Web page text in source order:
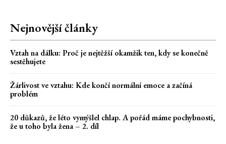
Nejnovější články
Vztah na dálku: Proč je nejtěžší okamžik ten, kdy se konečně
sestěhujete
Žárlivost ve vztahu: Kde končí normální emoce a začíná
problém
20 důkazů, že léto vymýšlel chlap. A pořád máme pochybnosti,
že u toho byla žena – 2. díl